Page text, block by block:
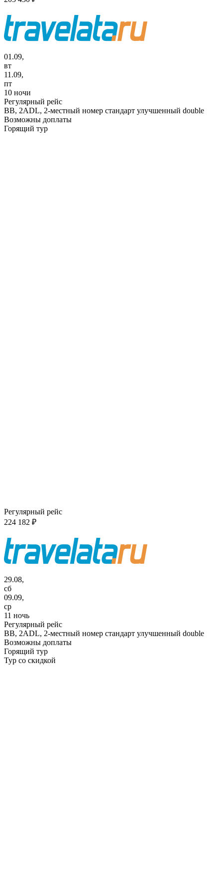
01.09,
вт
11.09,
пт
10 ночи
Регулярный рейс
BB, 2ADL, 2-местный номер стандарт улучшенный double
Возможны доплаты
Горящий тур
Регулярный рейс
224 182 ₽
29.08,
сб
09.09,
ср
11 ночь
Регулярный рейс
BB, 2ADL, 2-местный номер стандарт улучшенный double
Возможны доплаты
Горящий тур
Тур со скидкой